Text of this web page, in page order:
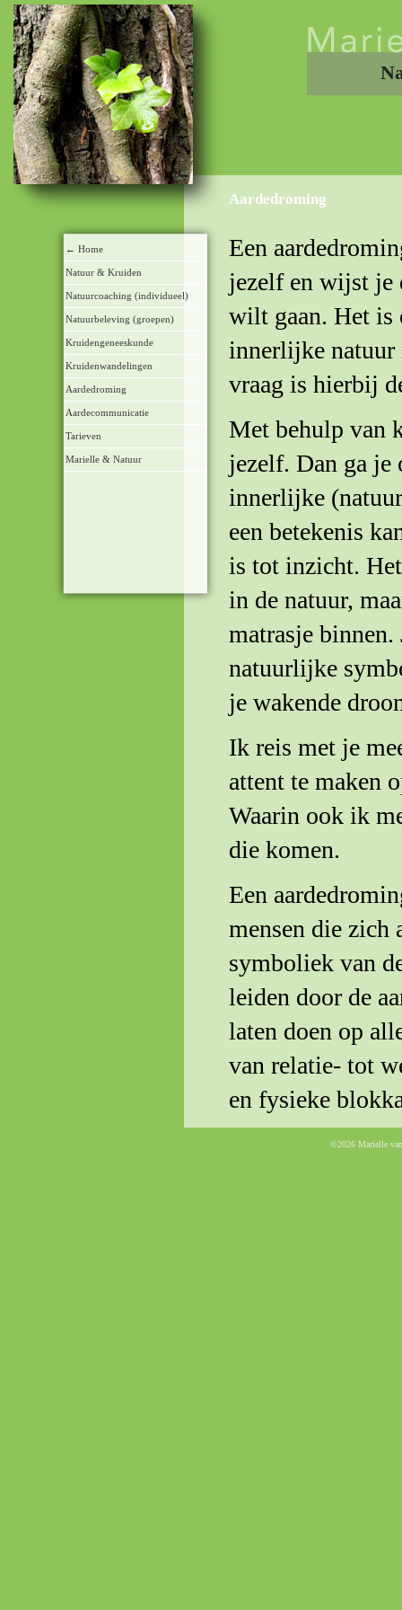
Aardedroming
← Home
Natuur & Kruiden
Natuurcoaching (individueel)
Natuurbeleving (groepen)
Kruidengeneeskunde
Kruidenwandelingen
Aardedroming
Aardecommunicatie
Tarieven
Marielle & Natuur
Een
jezelf en wijst je
wilt gaan. Het is
innerlijke natuur
vraag is hierbij
Met behulp van
jezelf. Dan ga je
innerlijke
een betekenis
is tot inzicht.
in de natuur,
matrasje
natuurlijke
je wakende
Ik reis met je
attent te maken
Waarin ook ik
die komen.
Een
mensen die zich
symboliek van
leiden door de
laten doen op
van relatie- tot
en fysieke
©2026 Marielle